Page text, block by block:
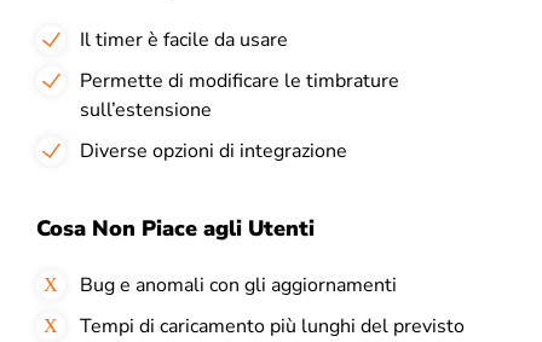
Il timer è facile da usare
Permette di modificare le timbrature
sull’estensione
Diverse opzioni di integrazione
Cosa Non Piace agli Utenti
Bug e anomali con gli aggiornamenti
Tempi di caricamento più lunghi del previsto